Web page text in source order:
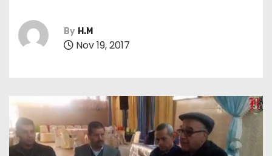
By H.M
Nov 19, 2017